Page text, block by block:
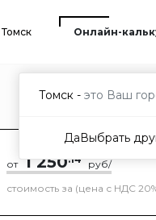
Томск Онлайн-
от 1 250.14 руб/
стоимость за (цена с НДС
Томск - это Ваш
ДаВыбрать